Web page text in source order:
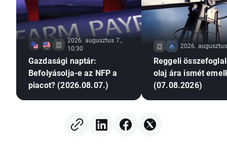
2026. augusztus 7.,
10:30
Gazdasági naptár:
Befolyásolja-e az NFP a
piacot? (2026.08.07.)
2026.
Reggeli
olaj ára ismét
(07.08.2026)